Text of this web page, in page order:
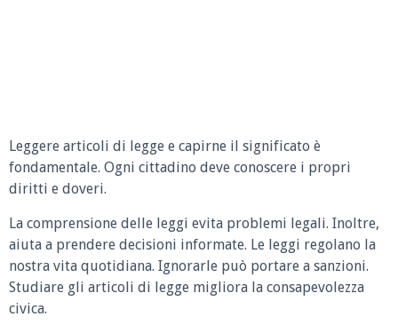
Leggere articoli di legge e capirne il significato è
fondamentale. Ogni cittadino deve conoscere i propri
diritti e doveri.
La comprensione delle leggi evita problemi legali. Inoltre,
aiuta a prendere decisioni informate. Le leggi regolano la
nostra vita quotidiana. Ignorarle può portare a sanzioni.
Studiare gli articoli di legge migliora la consapevolezza
civica.